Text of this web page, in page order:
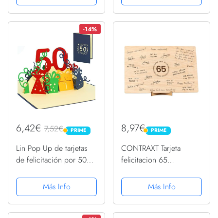
cumpleaños con sobre y
un sello de cera
-14%
6,42€ 7,52€ PRIME
PRIME
Lin Pop Up de tarjetas
de felicitación por 50
de cumpleaños tarjetas
de felicitación Tarjetas
de felicitación
Más Info
8,97€ PRIME
PRIME
CONTRAXT Tarjeta
felicitacion 65
detalles Decoracion
original Postal mujer
hombre 65 cumpleaños
Más Info